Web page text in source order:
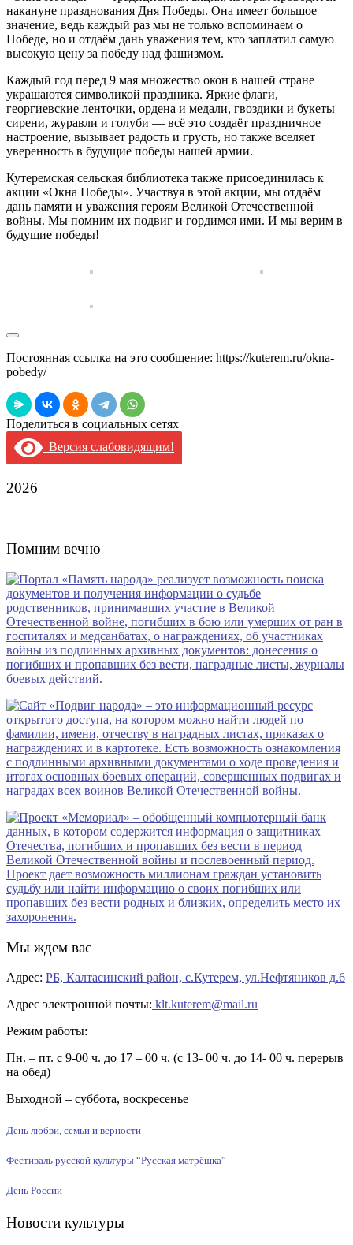
накануне празднования Дня Победы. Она имеет большое
значение, ведь каждый раз мы не только вспоминаем о
Победе, но и отдаём дань уважения тем, кто заплатил самую
высокую цену за победу над фашизмом.
Каждый год перед 9 мая множество окон в нашей стране
украшаются символикой праздника. Яркие флаги,
георгиевские ленточки, ордена и медали, гвоздики и букеты
сирени, журавли и голуби — всё это создаёт праздничное
настроение, вызывает радость и грусть, но также вселяет
уверенность в будущие победы нашей армии.
Кутеремская сельская библиотека также присоединилась к
акции «Окна Победы». Участвуя в этой акции, мы отдаём
дань памяти и уважения героям Великой Отечественной
войны. Мы помним их подвиг и гордимся ими. И мы верим в
будущие победы!
Постоянная ссылка на это сообщение: https://kuterem.ru/okna-
pobedy/
Поделиться в социальных сетях
Версия слабовидящим!
2026
Помним вечно
Мы ждем вас
Адрес: РБ, Калтасинский район, с.Кутерем, ул.Нефтяников д.6
Адрес электронной почты: klt.kuterem@mail.ru
Режим работы:
Пн. – пт. с 9-00 ч. до 17 – 00 ч. (с 13- 00 ч. до 14- 00 ч. перерыв
на обед)
Выходной – суббота, воскресенье
День любви, семьи и верности
Фестиваль русской культуры “Русская матрёшка”
День России
Новости культуры